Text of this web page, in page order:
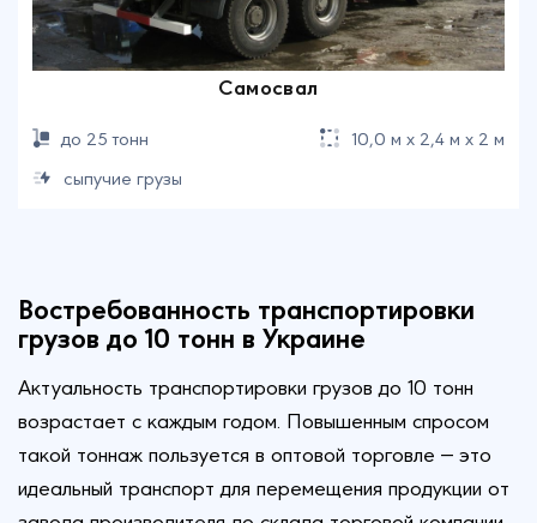
Самосвал
до 25 тонн
10,0 м х 2,4 м х 2 м
сыпучие грузы
Востребованность транспортировки
грузов до 10 тонн в Украине
Актуальность транспортировки грузов до 10 тонн
возрастает с каждым годом. Повышенным спросом
такой тоннаж пользуется в оптовой торговле — это
идеальный транспорт для перемещения продукции от